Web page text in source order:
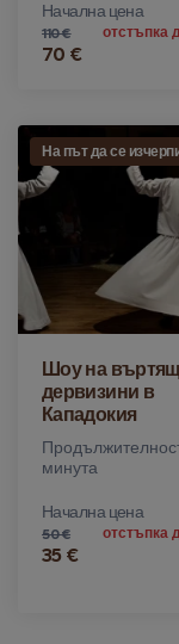
Начална цена
110 €
70 €
отстъпка
На път да се
Шоу на
дервизини в
Кападокия
минута
Начална цена
50 €
35 €
отстъпка